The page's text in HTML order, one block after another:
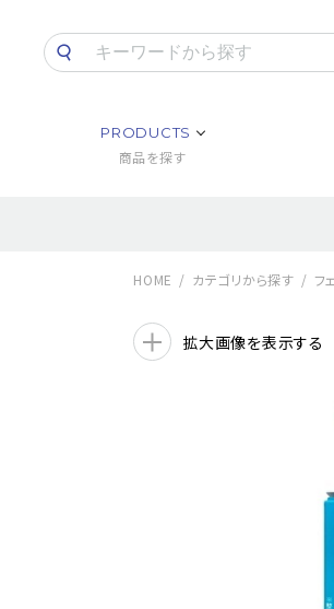
PRODUCTS
商品を探す
HOME カテゴリから探す フ
拡大画像を表示する